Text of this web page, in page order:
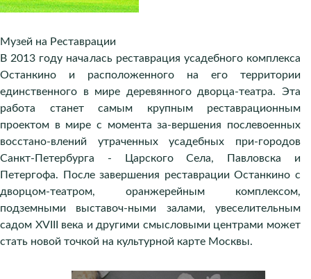
Музей на Реставрации
В 2013 году началась реставрация усадебного комплекса
Останкино и расположенного на его территории
единственного в мире деревянного дворца-театра. Эта
работа станет самым крупным реставрационным
проектом в мире с момента за-вершения послевоенных
восстано-влений утраченных усадебных при-городов
Санкт-Петербурга - Царского Села, Павловска и
Петергофа. После завершения реставрации Останкино с
дворцом-театром, оранжерейным комплексом,
подземными выставоч-ными залами, увеселительным
садом XVIII века и другими смысловыми центрами может
стать новой точкой на культурной карте Москвы.